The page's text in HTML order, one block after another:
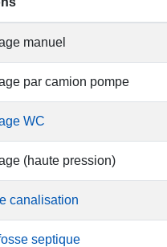
manuel
par camion pompe
WC
(haute pression)
canalisation
septique